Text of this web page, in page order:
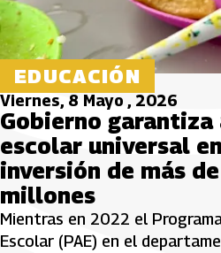
EDUCACIÓN
Viernes, 8 Mayo , 2026
Gobierno
escolar universal
inversión de más
millones
Mientras en 2022 el
Escolar (PAE) en el